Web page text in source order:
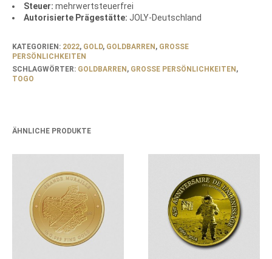
Steuer: mehrwertsteuerfrei
Autorisierte Prägestätte: JOLY-Deutschland
KATEGORIEN: 2022, GOLD, GOLDBARREN, GROSSE P
ERSÖNLICHKEITEN
SCHLAGWÖRTER: GOLDBARREN, GROSSE PERSÖNLICHKEITEN
,
TOGO
ÄHNLICHE PRODUKTE